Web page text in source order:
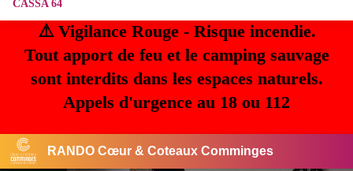
⚠️ Vigilance Rouge - Risque incendie.
Tout apport de feu et le camping sauvage
sont interdits dans les espaces naturels.
Appels d'urgence au 18 ou 112
RANDO Cœur & Coteaux Comminges
CASSA 64